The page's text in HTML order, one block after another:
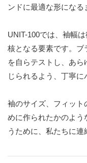
ンドに最適な形になる
UNIT-100では、袖幅
核となる要素です。
を自らテストし、あ
じられるよう、丁寧に
袖のサイズ、フィット
めに作られたかのよう
うために、私たちに連